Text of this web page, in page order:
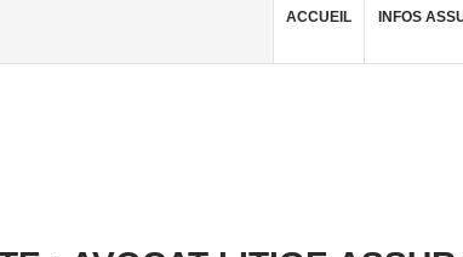
ACCUEIL INFOS